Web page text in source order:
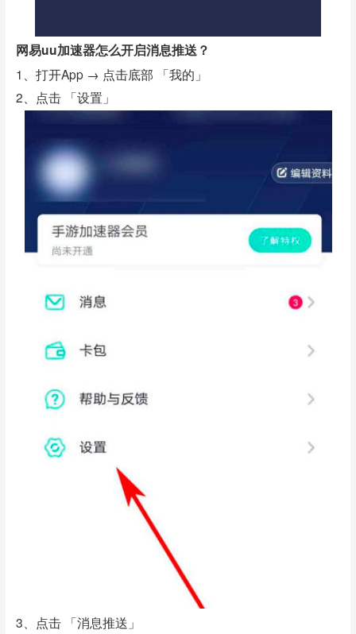
网易uu加速器怎么开启消息推送？
1、打开App → 点击底部 「我的」
2、点击 「设置」
3、点击 「消息推送」